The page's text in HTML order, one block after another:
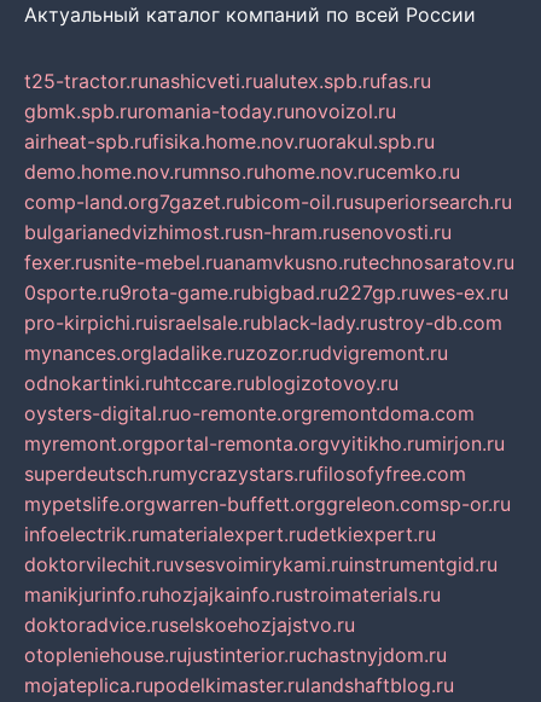
Актуальный каталог компаний по всей России
t25-tractor.runashicveti.rualutex.spb.rufas.ru
gbmk.spb.ruromania-today.runovoizol.ru
airheat-spb.rufisika.home.nov.ruorakul.spb.ru
demo.home.nov.rumnso.ruhome.nov.rucemko.ru
comp-land.org7gazet.rubicom-oil.rusuperiorsearch.ru
bulgarianedvizhimost.rusn-hram.rusenovosti.ru
fexer.rusnite-mebel.ruanamvkusno.rutechnosaratov.ru
0sporte.ru9rota-game.rubigbad.ru227gp.ruwes-ex.ru
pro-kirpichi.ruisraelsale.rublack-lady.rustroy-db.com
mynances.orgladalike.ruzozor.rudvigremont.ru
odnokartinki.ruhtccare.rublogizotovoy.ru
oysters-digital.ruo-remonte.orgremontdoma.com
myremont.orgportal-remonta.orgvyitikho.rumirjon.ru
superdeutsch.rumycrazystars.rufilosofyfree.com
mypetslife.orgwarren-buffett.orggreleon.comsp-or.ru
infoelectrik.rumaterialexpert.rudetkiexpert.ru
doktorvilechit.ruvsesvoimirykami.ruinstrumentgid.ru
manikjurinfo.ruhozjajkainfo.rustroimaterials.ru
doktoradvice.ruselskoehozjajstvo.ru
otopleniehouse.rujustinterior.ruchastnyjdom.ru
mojateplica.rupodelkimaster.rulandshaftblog.ru